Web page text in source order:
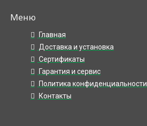
Меню
Главная
Доставка и установка
Сертификаты
Гарантия и сервис
Политика конфиденциальности
Контакты